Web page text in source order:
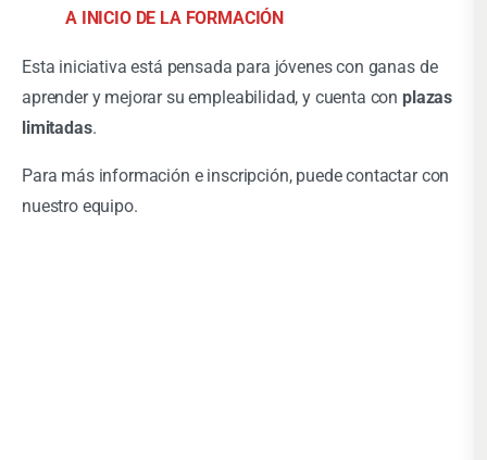
A INICIO DE LA FORMACIÓN
Esta iniciativa está pensada para jóvenes con ganas de
aprender y mejorar su empleabilidad, y cuenta con plazas
limitadas.
Para más información e inscripción, puede contactar con
nuestro equipo.